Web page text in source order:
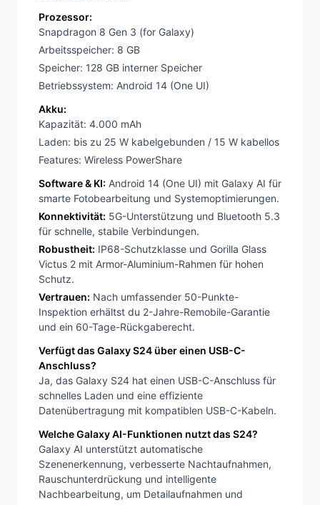
Prozessor:
Snapdragon 8 Gen 3 (for Galaxy)
Arbeitsspeicher: 8 GB
Speicher: 128 GB interner Speicher
Betriebssystem: Android 14 (One UI)
Akku:
Kapazität: 4.000 mAh
Laden: bis zu 25 W kabelgebunden / 15 W kabellos
Features: Wireless PowerShare
Software & KI: Android 14 (One UI) mit Galaxy AI für
smarte Fotobearbeitung und Systemoptimierungen.
Konnektivität: 5G-Unterstützung und Bluetooth 5.3
für schnelle, stabile Verbindungen.
Robustheit: IP68-Schutzklasse und Gorilla Glass
Victus 2 mit Armor-Aluminium-Rahmen für hohen
Schutz.
Vertrauen: Nach umfassender 50-Punkte-
Inspektion erhältst du 2-Jahre-Remobile-Garantie
und ein 60-Tage-Rückgaberecht.
Verfügt das Galaxy S24 über einen USB-C-
Anschluss?
Ja, das Galaxy S24 hat einen USB-C-Anschluss für
schnelles Laden und eine effiziente
Datenübertragung mit kompatiblen USB-C-Kabeln.
Welche Galaxy AI-Funktionen nutzt das S24?
Galaxy AI unterstützt automatische
Szenenerkennung, verbesserte Nachtaufnahmen,
Rauschunterdrückung und intelligente
Nachbearbeitung, um Detailaufnahmen und